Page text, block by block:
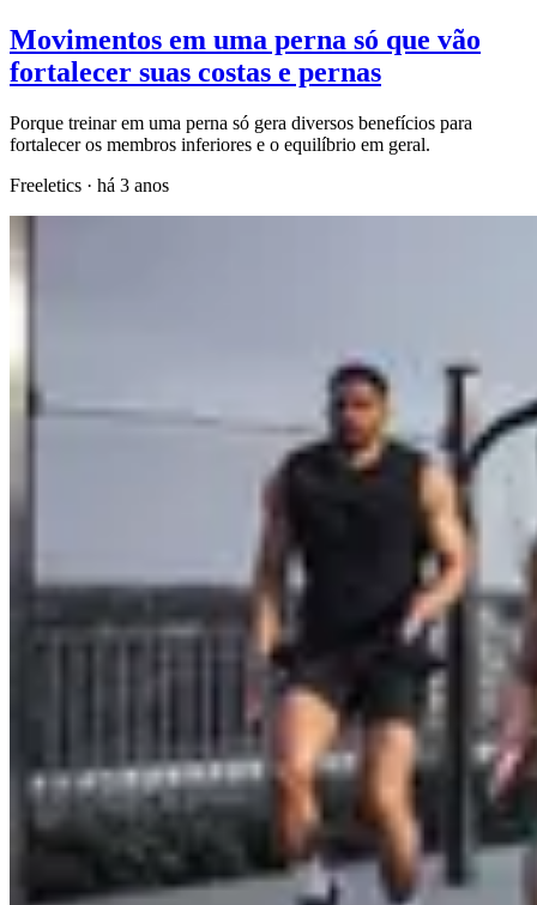
Movimentos em uma perna só que vão
fortalecer suas costas e pernas
Porque treinar em uma perna só gera diversos benefícios para
fortalecer os membros inferiores e o equilíbrio em geral.
Freeletics · há 3 anos